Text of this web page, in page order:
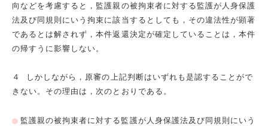
向などを考慮すると，監護親の被拘束者に対する監護が人身保護
法及び同規則にいう拘束に該当するとしても，その違法性が顕著
であるとは解されず，本件返還決定が確定していることは，本件
の帰すうに影響しない。
４ しかしながら，原審の上記判断はいずれも是認することがで
きない。その理由は，次のとおりである。
監護親の被拘束者に対する監護が人身保護法及び同規則にいう